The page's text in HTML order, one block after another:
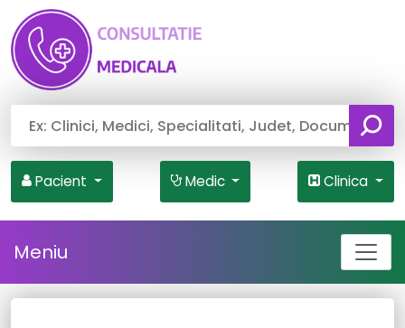
Pacient Medic Clinica
Meniu